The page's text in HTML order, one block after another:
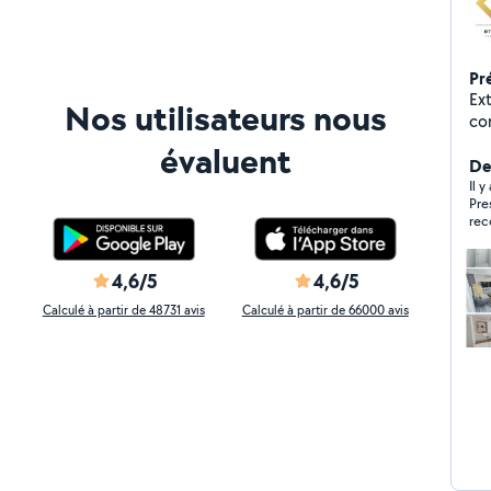
Nos utilisateurs nous
évaluent
4,6/5
Calculé à partir de 48731 avis
4,6/5
Calculé à partir de 66000 avis
réalistes -
villes,
Il y